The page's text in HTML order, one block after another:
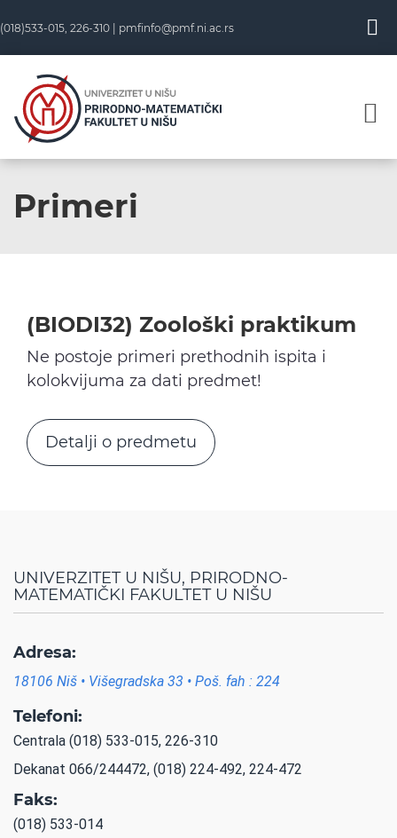
to
content
(018)533-015, 226-310 | pmfinfo@pmf.ni.ac.rs
Primeri
(BIODI32) Zoološki praktikum
Ne postoje primeri prethodnih ispita i
kolokvijuma za dati predmet!
Detalji o predmetu
UNIVERZITET U NIŠU, PRIRODNO-
MATEMATIČKI FAKULTET U NIŠU
Adresa:
18106 Niš • Višegradska 33 • Poš. fah : 224
Telefoni:
Centrala (018) 533-015, 226-310
Dekanat 066/244472, (018) 224-492, 224-472
Faks:
(018) 533-014